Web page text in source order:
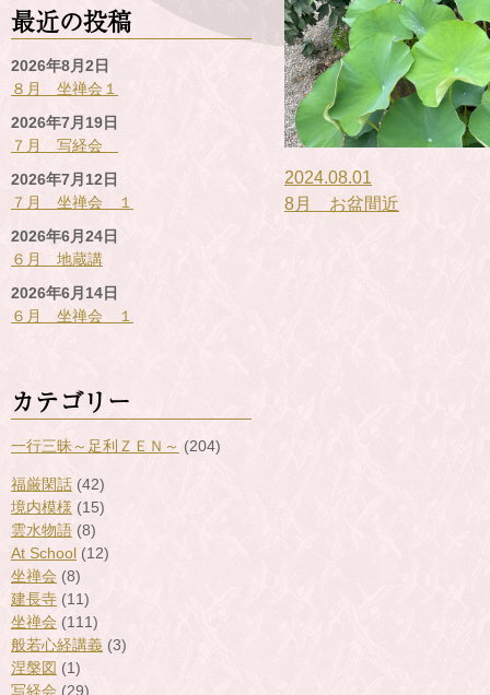
最近の投稿
８月 坐禅会１
2026年8月2日
７月 写経会
2026年7月19日
７月 坐禅会 １
2026年7月12日
６月 地蔵講
2026年6月24日
６月 坐禅会 １
2026年6月14日
カテゴリー
一行三昧～足利ＺＥＮ～ (204)
福厳閑話 (42)
境内模様 (15)
雲水物語 (8)
At School (12)
坐禅会 (8)
建長寺 (11)
坐禅会 (111)
般若心経講義 (3)
涅槃図 (1)
写経会 (29)
2024.08.01
8月 お盆間近